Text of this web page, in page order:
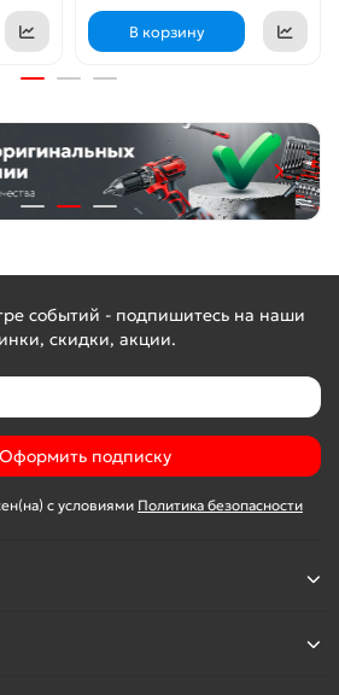
В корзину
событий - подпишитесь на наши
скидки, акции.
Оформить подписку
с условиями Политика безопасности